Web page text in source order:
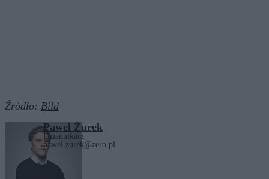
Źródło: Bild
Paweł Żurek
Dziennikarz
pawel.zurek@zero.pl